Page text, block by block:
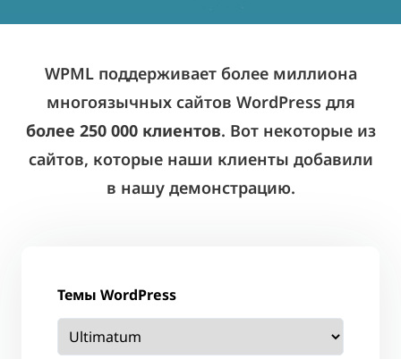
WPML поддерживает более миллиона
многоязычных сайтов WordPress для
более 250 000 клиентов. Вот некоторые из
сайтов, которые наши клиенты добавили
в нашу демонстрацию.
Темы WordPress